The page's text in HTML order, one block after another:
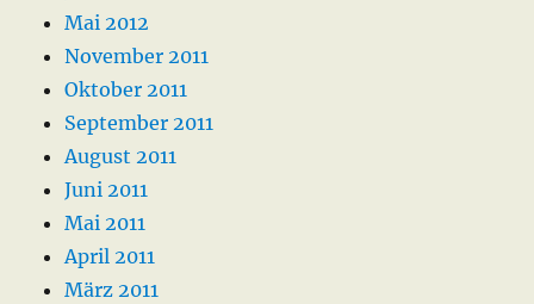
Mai 2012
November 2011
Oktober 2011
September 2011
August 2011
Juni 2011
Mai 2011
April 2011
März 2011